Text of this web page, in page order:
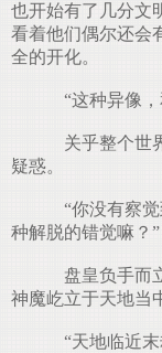
也开始有了几分文
看着他们偶尔还会
全的开化。
“这种异像，
关乎整个世
疑惑。
“你没有察觉
种解脱的错觉嘛？”
盘皇负手而
神魔屹立于天地当
“天地临近末